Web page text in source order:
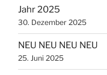
Jahr 2025
30. Dezember 2025
NEU NEU NEU NEU
25. Juni 2025